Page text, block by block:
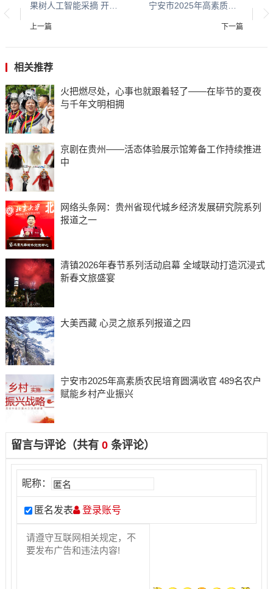
果树人工智能采摘 开启智慧农业新时代
上一篇
宁安市2025年高素质农民培育圆满收官 489名农户赋能乡村产业振兴
下一篇
相关推荐
火把燃尽处，心事也就跟着轻了——在毕节的夏夜
与千年文明相拥
京剧在贵州——活态体验展示馆筹备工作持续推进
中
网络头条网：贵州省现代城乡经济发展研究院系列
报道之一
清镇2026年春节系列活动启幕 全域联动打造沉浸式
新春文旅盛宴
大美西藏 心灵之旅系列报道之四
宁安市2025年高素质农民培育圆满收官 489名农户
赋能乡村产业振兴
留言与评论（共有 0条评论）
昵称：
匿名发表 登录账号